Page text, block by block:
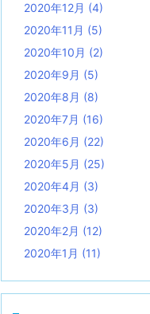
2020年12月 (4)
2020年11月 (5)
2020年10月 (2)
2020年9月 (5)
2020年8月 (8)
2020年7月 (16)
2020年6月 (22)
2020年5月 (25)
2020年4月 (3)
2020年3月 (3)
2020年2月 (12)
2020年1月 (11)